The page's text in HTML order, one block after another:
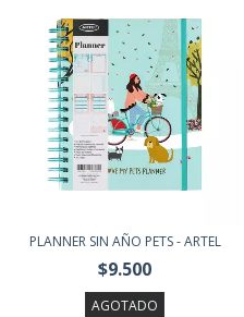
PLANNER SIN AÑO PETS - ARTEL
$9.500
AGOTADO